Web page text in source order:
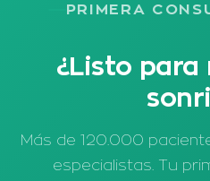
PRIMERA
¿Listo
Más de 120.000
especialistas. Tu